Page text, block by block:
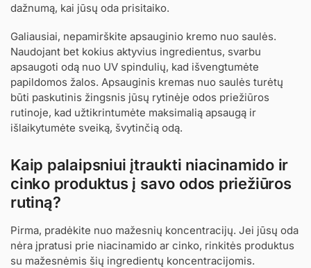
dažnumą, kai jūsų oda prisitaiko.
Galiausiai, nepamirškite apsauginio kremo nuo saulės.
Naudojant bet kokius aktyvius ingredientus, svarbu
apsaugoti odą nuo UV spindulių, kad išvengtumėte
papildomos žalos. Apsauginis kremas nuo saulės turėtų
būti paskutinis žingsnis jūsų rytinėje odos priežiūros
rutinoje, kad užtikrintumėte maksimalią apsaugą ir
išlaikytumėte sveiką, švytinčią odą.
Kaip palaipsniui įtraukti niacinamido ir
cinko produktus į savo odos priežiūros
rutiną?
Pirma, pradėkite nuo mažesnių koncentracijų. Jei jūsų oda
nėra įpratusi prie niacinamido ar cinko, rinkitės produktus
su mažesnėmis šių ingredientų koncentracijomis.